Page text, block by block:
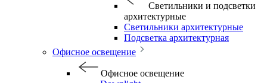
Светильники и подсветки
архитектурные
Светильники архитектурные
Подсветка архитектурная
Офисное освещение
Офисное освещение